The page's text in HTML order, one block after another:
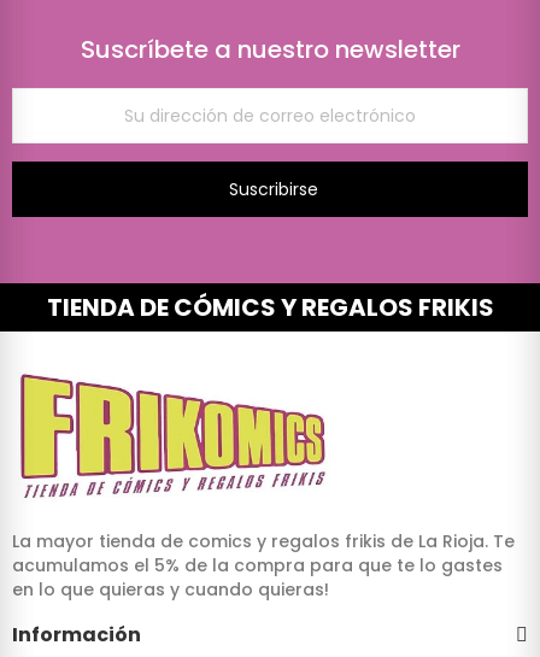
Suscríbete a nuestro newsletter
Suscribirse
TIENDA DE CÓMICS Y REGALOS FRIKIS
La mayor tienda de comics y regalos frikis de La Rioja. Te
acumulamos el 5% de la compra para que te lo gastes
en lo que quieras y cuando quieras!
Información